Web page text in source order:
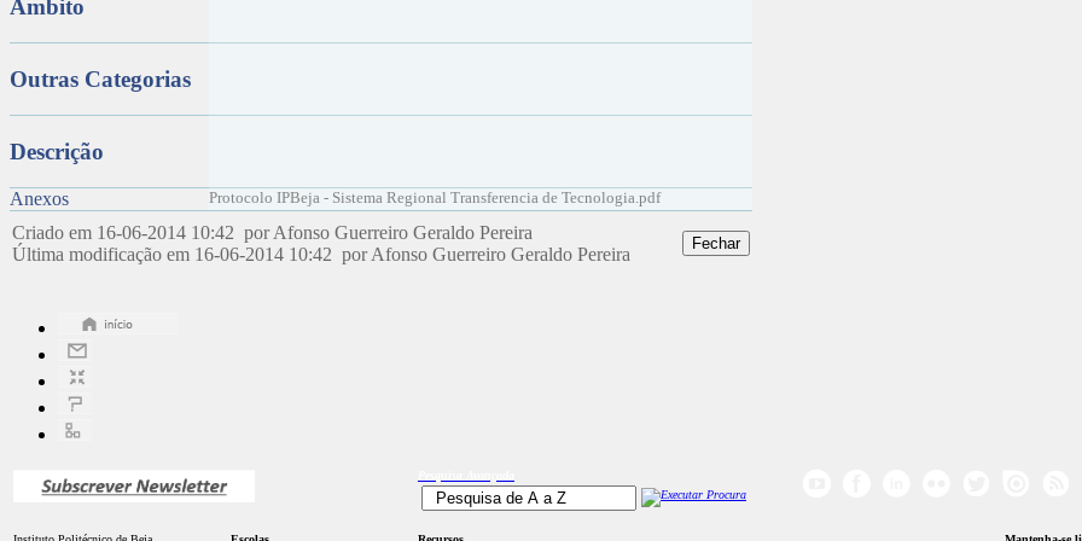
Âmbito
Outras Categorias
Descrição
Anexos Protocolo IPBeja - Sistema Regional Transferencia de Tecnologia.pdf
Criado em 16-06-2014 10:42 por Afonso Guerreiro Geraldo Pereira
Última modificação em 16-06-2014 10:42 por Afonso Guerreiro Geraldo Pereira